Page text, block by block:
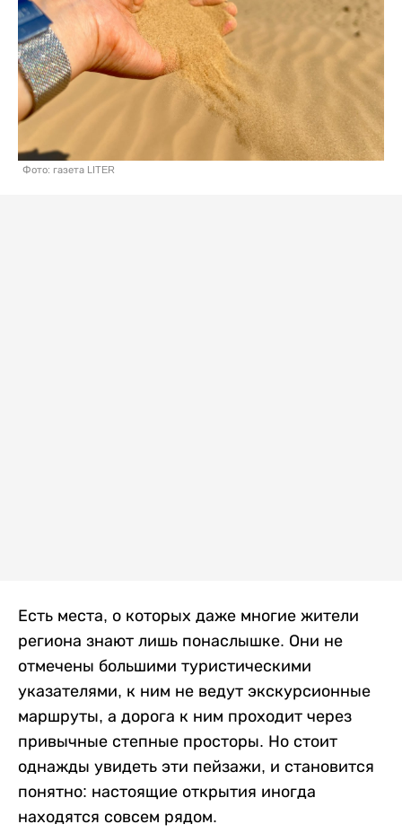
Фото: газета LITER
Есть места, о которых даже многие жители
региона знают лишь понаслышке. Они не
отмечены большими туристическими
указателями, к ним не ведут экскурсионные
маршруты, а дорога к ним проходит через
привычные степные просторы. Но стоит
однажды увидеть эти пейзажи, и становится
понятно: настоящие открытия иногда
находятся совсем рядом.